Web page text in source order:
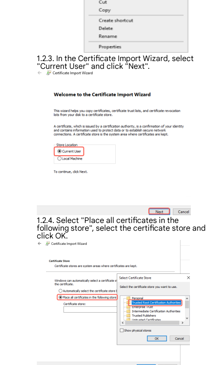
1.2.3. In the Certificate Import Wizard, select
"Current User" and click "Next".
1.2.4. Select "Place all certificates in the
following store", select the certificate store and
click OK.